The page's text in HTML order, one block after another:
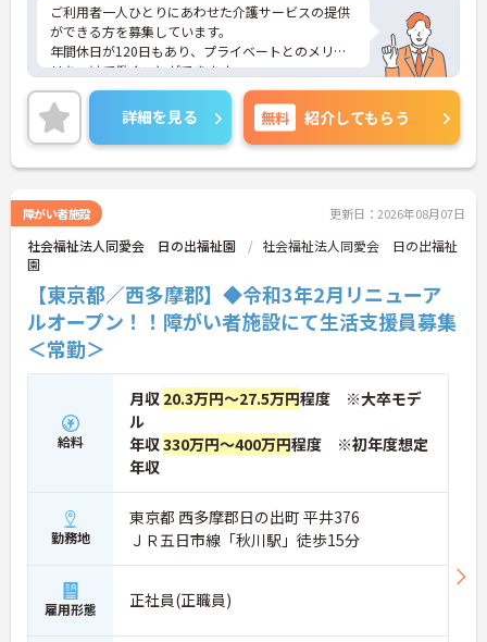
ご利用者一人ひとりにあわせた介護サービスの提供
ができる方を募集しています。
年間休日が120日もあり、プライベートとのメリハ
リをつけて働くことができます。
ご興味のある方には、面接対策ポイントなど、さら
に詳細をお話しいたしますのでお気軽にご相談くだ
さい！
詳細を見る 無料 紹介してもらう
障がい者施設 更新日：2026年08月07日
社会福祉法人同愛会 日の出福祉園
社会福祉法人同愛会 日の出福祉
園
【東京都／西多摩郡】◆令和3年2月リニューア
ルオープン！！障がい者施設にて生活支援員募集
＜常勤＞
給料
月収 20.3万円～27.5万円程度 ※大卒モデ
ル
年収330万円～400万円程度 ※初年度想定
年収
勤務地
東京都 西多摩郡日の出町 平井376
ＪＲ五日市線「秋川駅」徒歩15分
雇用形態 正社員(正職員)